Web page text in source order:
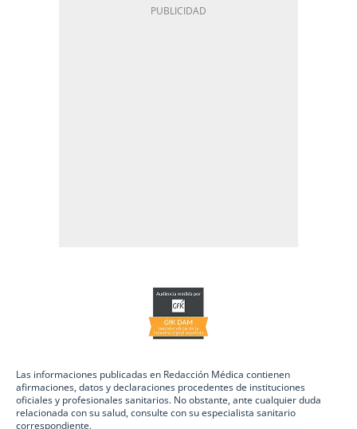
Las informaciones publicadas en Redacción Médica contienen
afirmaciones, datos y declaraciones procedentes de instituciones
oficiales y profesionales sanitarios. No obstante, ante cualquier duda
relacionada con su salud, consulte con su especialista sanitario
correspondiente.